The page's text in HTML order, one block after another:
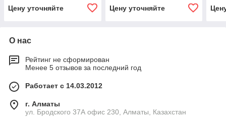
Цену уточняйте Цену уточняйте
О нас
Рейтинг не сформирован
Менее 5 отзывов за последний год
Работает с 14.03.2012
г. Алматы
ул. Бродского 37А офис 230, Алматы, Казахстан